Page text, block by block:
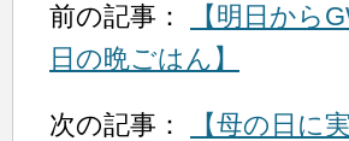
前の記事：
【明日から
日の晩ごはん】
次の記事：
【母の日に